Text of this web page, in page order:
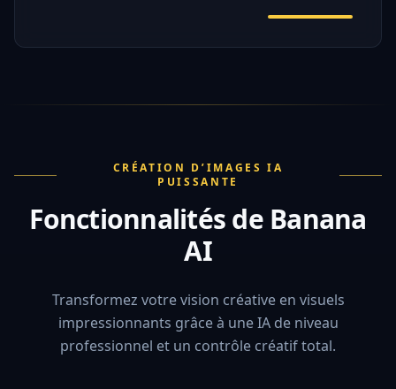
CRÉATION D’IMAGES IA
PUISSANTE
Fonctionnalités de Banana
AI
Transformez votre vision créative en visuels
impressionnants grâce à une IA de niveau
professionnel et un contrôle créatif total.